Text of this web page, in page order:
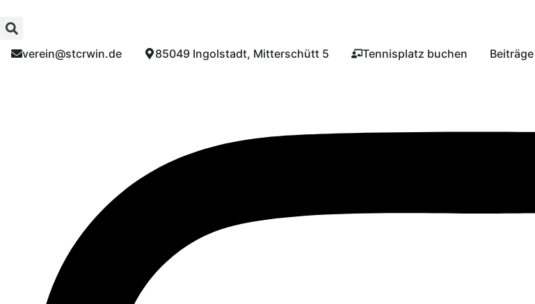
verein@stcrwin.de​ 85049 Ingolstadt, Mitterschütt 5​ Tennisplatz buchen​ Beiträge